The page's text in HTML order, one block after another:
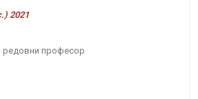
2021
редовни професор